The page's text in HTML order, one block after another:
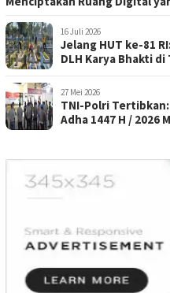
16 Juli 2026
Jelang HUT ke-81
DLH Karya Bhakti
27 Mei 2026
TNI-Polri
Adha 1447 H /